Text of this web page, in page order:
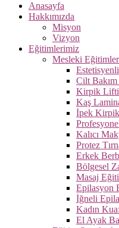
Anasayfa
Hakkımızda
Misyon
Vizyon
Eğitimlerimiz
Mesleki Eğitimler
Cilt
Kirpik
Kaş
İpek
Kalıcı
Protez
Erkek
Bölgesel
Masaj
Epilasyon
İğneli
Kadın
El Ayak